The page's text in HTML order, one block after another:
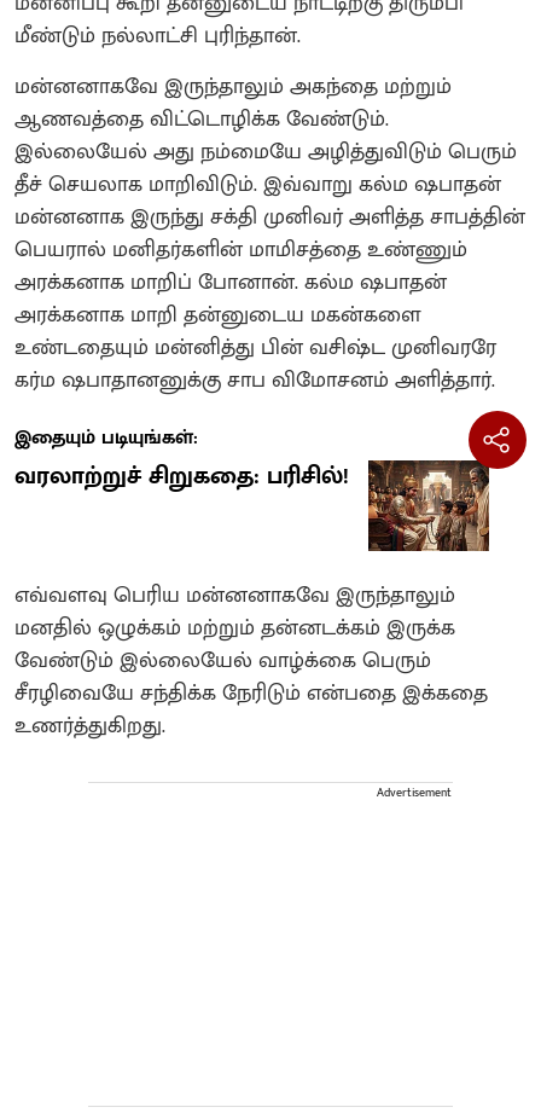
மீண்டும் நல்லாட்சி புரிந்தான்.
மன்னனாகவே இருந்தாலும் அகந்தை மற்றும்
ஆணவத்தை விட்டொழிக்க வேண்டும்.
இல்லையேல் அது நம்மையே அழித்துவிடும் பெரும்
தீச் செயலாக மாறிவிடும். இவ்வாறு கல்ம ஷபாதன்
மன்னனாக இருந்து சக்தி முனிவர் அளித்த சாபத்தின்
பெயரால் மனிதர்களின் மாமிசத்தை உண்ணும்
அரக்கனாக மாறிப் போனான். கல்ம ஷபாதன்
அரக்கனாக மாறி தன்னுடைய மகன்களை
உண்டதையும் மன்னித்து பின் வசிஷ்ட முனிவரரே
கர்ம ஷபாதானனுக்கு சாப விமோசனம் அளித்தார்.
இதையும் படியுங்கள்:
வரலாற்றுச் சிறுகதை: பரிசில்!
எவ்வளவு பெரிய மன்னனாகவே இருந்தாலும்
மனதில் ஒழுக்கம் மற்றும் தன்னடக்கம் இருக்க
வேண்டும் இல்லையேல் வாழ்க்கை பெரும்
சீரழிவையே சந்திக்க நேரிடும் என்பதை இக்கதை
உணர்த்துகிறது.
Advertisement